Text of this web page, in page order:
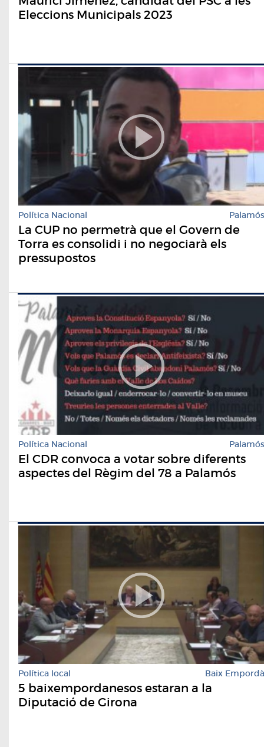
Eleccions Municipals 2023
Política Nacional Palamós
La CUP no permetrà que el Govern de
Torra es consolidi i no negociarà els
pressupostos
Política Nacional Palamós
El CDR convoca a votar sobre diferents
aspectes del Règim del 78 a Palamós
Política local Baix Empordà
5 baixempordanesos estaran a la
Diputació de Girona